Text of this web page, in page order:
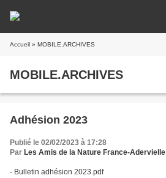
Accueil » MOBILE.ARCHIVES
MOBILE.ARCHIVES
Adhésion 2023
Publié le 02/02/2023 à 17:28
Par Les Amis de la Nature France-Adervielle
- Bulletin adhésion 2023.pdf